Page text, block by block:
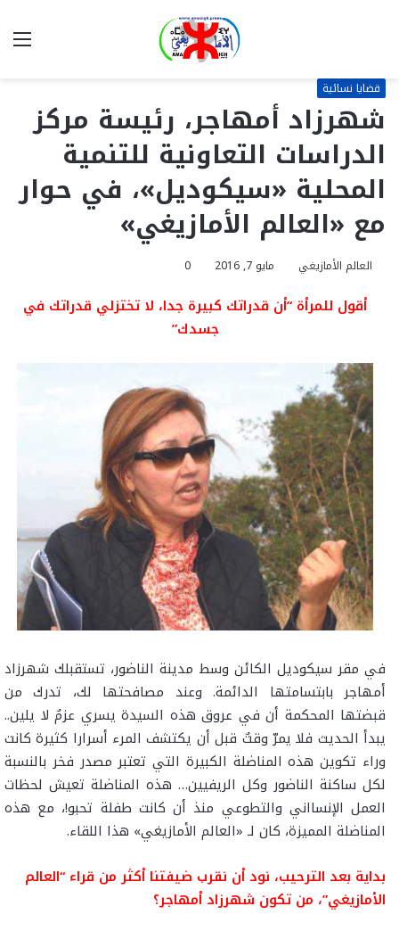
قضايا نسائية
شهرزاد أمهاجر، رئيسة مركز
الدراسات التعاونية للتنمية
المحلية «سيكوديل»، في حوار
مع «العالم الأمازيغي»
العالم الأمازيغي مايو 7, 2016 0
أقول للمرأة “أن قدراتك كبيرة جدا، لا تختزلي قدراتك في
جسدك”
في مقر سيكوديل الكائن وسط مدينة الناضور، تستقبلك شهرزاد
أمهاجر بابتسامتها الدائمة. وعند مصافحتها لك، تدرك من
قبضتها المحكمة أن في عروق هذه السيدة يسري عزمٌ لا يلين..
يبدأ الحديث فلا يمرّ وقتٌ قبل أن يكتشف المرء أسرارا كثيرة كانت
وراء تكوين هذه المناضلة الكبيرة التي تعتبر مصدر فخر بالنسبة
لكل ساكنة الناضور وكل الريفيين… هذه المناضلة تعيش لحظات
العمل الإنسااني والتطوعي منذ أن كانت طفلة تحبو!، مع هذه
المناضلة المميزة، كان لـ «العالم الأمازيغي» هذا اللقاء.
بداية بعد الترحيب، نود أن نقرب ضيفتنا أكثر من قراء “العالم
الأمازيغي”، من تكون شهرزاد أمهاجر؟